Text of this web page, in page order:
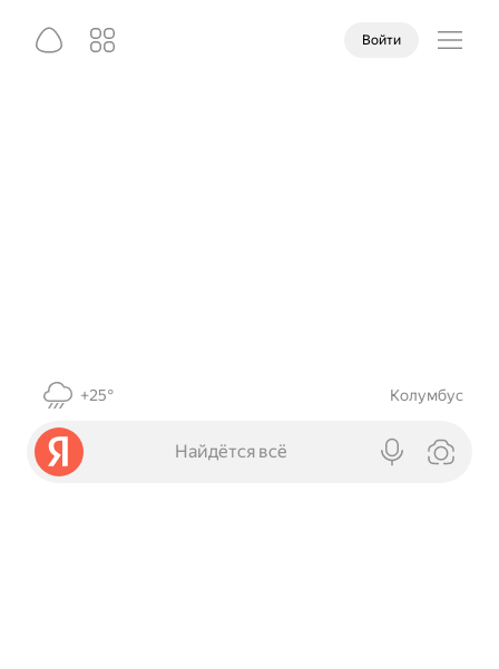
Войти
+25° Колумбус
Найдётся всё